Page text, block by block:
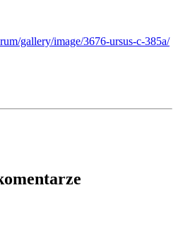
gallery/image/3676-ursus-c-385a/